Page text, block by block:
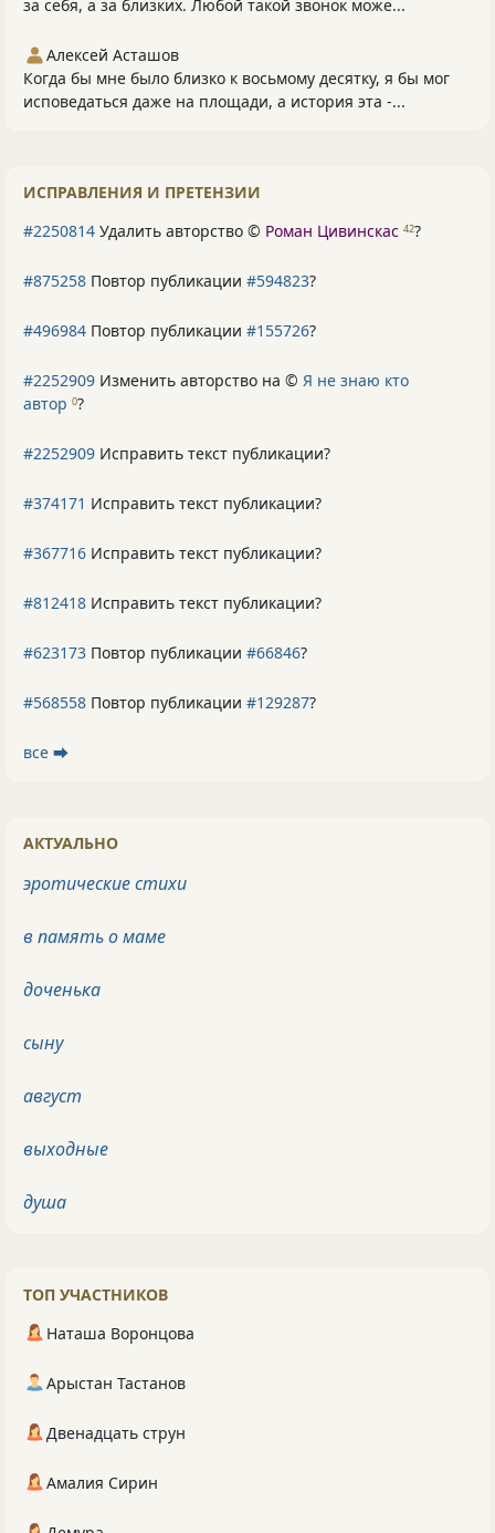
за себя, а за близких. Любой такой звонок може...
Алексей Асташов
Когда бы мне было близко к восьмому десятку, я бы мог
исповедаться даже на площади, а история эта -...
ИСПРАВЛЕНИЯ И ПРЕТЕНЗИИ
#2250814 Удалить авторство © Роман Цивинскас 42?
#875258 Повтор публикации #594823?
#496984 Повтор публикации #155726?
#2252909 Изменить авторство на © Я не знаю кто
автор 0?
#2252909 Исправить текст публикации?
#374171 Исправить текст публикации?
#367716 Исправить текст публикации?
#812418 Исправить текст публикации?
#623173 Повтор публикации #66846?
#568558 Повтор публикации #129287?
все ⮕
АКТУАЛЬНО
эротические стихи
в память о маме
доченька
сыну
август
выходные
душа
ТОП УЧАСТНИКОВ
Наташа Воронцова
Арыстан Тастанов
Двенадцать струн
Амалия Сирин